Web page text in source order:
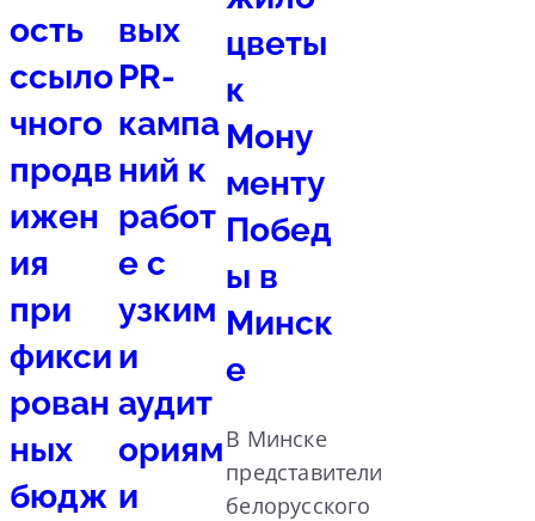
ость
ссыло
чного
продв
ижен
ия
при
фикси
рован
ных
бюдж
вых
PR-
кампа
ний к
работ
е с
узким
и
аудит
ориям
и
цветы
к
Мону
менту
Побед
ы в
Минск
е
В Минске
представители
белорусского